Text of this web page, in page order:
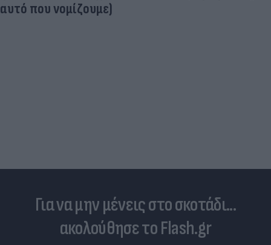
Για να μην μένεις στο σκοτάδι...
ακολούθησε το Flash.gr